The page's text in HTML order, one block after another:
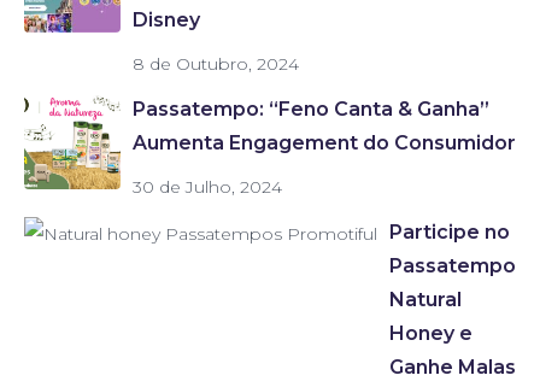
Disney
8 de Outubro, 2024
Passatempo: “Feno Canta & Ganha”
Aumenta Engagement do Consumidor
30 de Julho, 2024
Participe no
Passatempo
Natural
Honey e
Ganhe Malas